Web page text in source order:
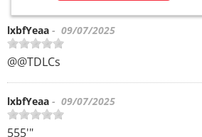
lxbfYeaa - 09/07/2025
@@TDLCs
lxbfYeaa - 09/07/2025
555'"